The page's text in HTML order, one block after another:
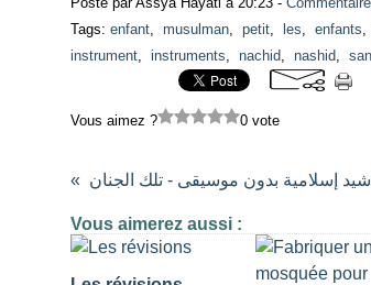
Tags: enfant, musulman, petit, les, enfants,
instrument, instruments, nachid, nashid,
Vous aimez ? 0 vote
إسلامية بدون موسيقى - تلك الجنان
Vous aimerez aussi :